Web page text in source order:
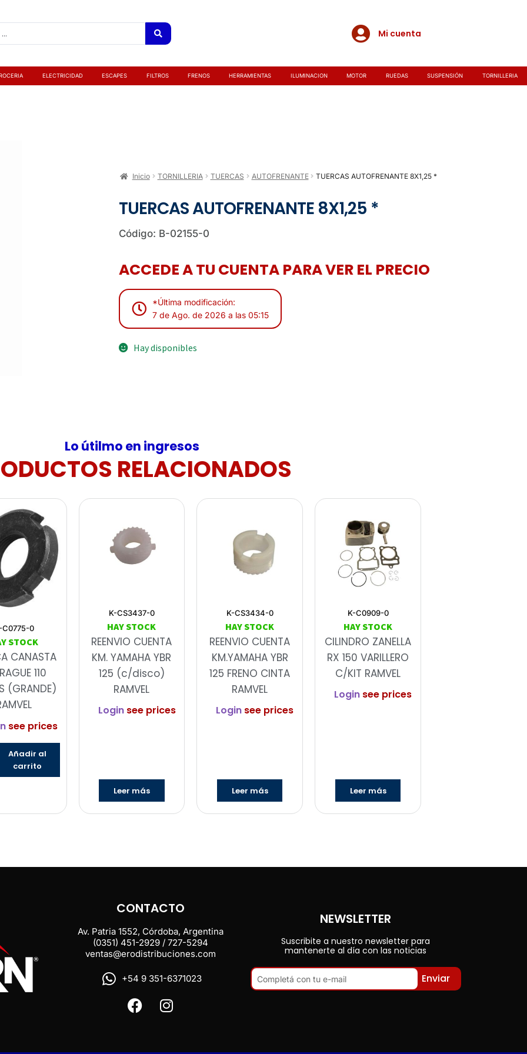
Mi cuenta
ELECTRICIDAD ESCAPES FILTROS FRENOS HERRAMIENTAS ILUMINACION MOTOR RUEDAS SUSPENSIÓN TORNILLERIA
Inicio TORNILLERIA TUERCAS AUTOFRENANTE TUERCAS AUTOFRENANTE 8X1,25 *
TUERCAS AUTOFRENANTE 8X1,25 *
Código: B-02155-0
ACCEDE A TU CUENTA PARA VER EL PRECIO
*Última modificación:
7 de Ago. de 2026 a las 05:15
Hay disponibles
Lo útilmo en ingresos
RELACIONADOS
C0775-0
STOCK
CANASTA
110
(GRANDE)
see prices
Añadir al
carrito
K-CS3437-0
HAY STOCK
REENVIO CUENTA
KM. YAMAHA YBR
125 (c/disco)
RAMVEL
Loginsee prices
Leer más
K-CS3434-0
HAY STOCK
REENVIO CUENTA
KM.YAMAHA YBR
125 FRENO CINTA
RAMVEL
Login see prices
Leer más
K-C0909-0
HAY STOCK
CILINDRO ZANELLA
RX 150 VARILLERO
C/KIT RAMVEL
Login see prices
Leer más
CONTACTO
Av. Patria 1552, Córdoba, Argentina
(0351) 451-2929 / 727-5294
ventas@erodistribuciones.com
+54 9 351-6371023
NEWSLETTER
Suscribite a nuestro newsletter para
mantenerte al día con las noticias
Enviar